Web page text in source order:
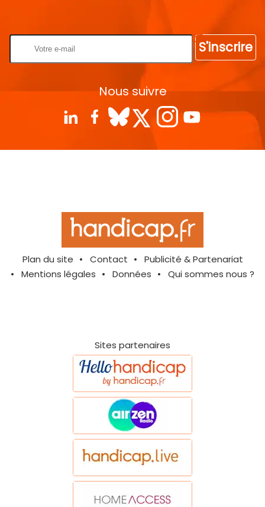
S'inscrire
Nous suivre
Plan du site Contact
Publicité & Partenariat
Mentions légales
Données Qui sommes nous ?
Sites partenaires